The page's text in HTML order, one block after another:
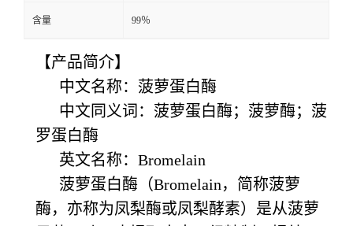
含量 99％
【产品简介】
中文名称：菠萝蛋白酶
中文同义词：菠萝蛋白酶；菠萝酶；菠
罗蛋白酶
英文名称：Bromelain
菠萝蛋白酶（Bromelain，简称菠萝
酶，亦称为凤梨酶或凤梨酵素）是从菠萝